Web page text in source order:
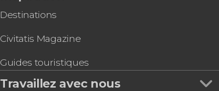
Destinations
Civitatis Magazine
Guides touristiques
Travaillez avec nous